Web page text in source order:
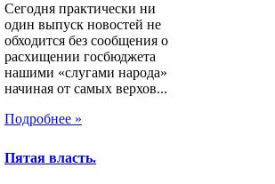
Сегодня практически ни
один выпуск новостей не
обходится без сообщения о
расхищении госбюджета
нашими «слугами народа»
начиная от самых верхов...
Подробнее »
Пятая власть.